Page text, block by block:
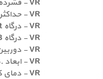
VR - فشرده‌سازی
VR - حداکثر ذخیره‌سازی
VR - درگاه Ethernet
VR - درگاه USB
VR - دوربین‌های قابل پشتیبانی
VR - ابعاد ـ طول x ارتفاع x عرض
VR - دمای کارایی